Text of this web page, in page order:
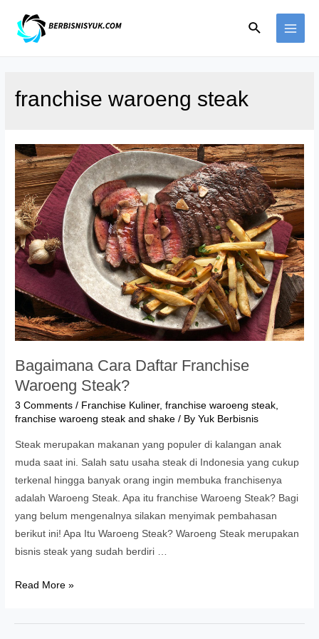
content
Search
franchise waroeng steak
Bagaimana Cara Daftar Franchise
Waroeng Steak?
3 Comments / Franchise Kuliner,franchise waroeng steak,
franchise waroeng steak and shake / ByYuk Berbisnis
Steak merupakan makanan yang populer di kalangan anak
muda saat ini. Salah satu usaha steak di Indonesia yang cukup
terkenal hingga banyak orang ingin membuka franchisenya
adalah Waroeng Steak. Apa itu franchise Waroeng Steak? Bagi
yang belum mengenalnya silakan menyimak pembahasan
berikut ini! Apa Itu Waroeng Steak? Waroeng Steak merupakan
bisnis steak yang sudah berdiri …
Bagaimana
Read More »